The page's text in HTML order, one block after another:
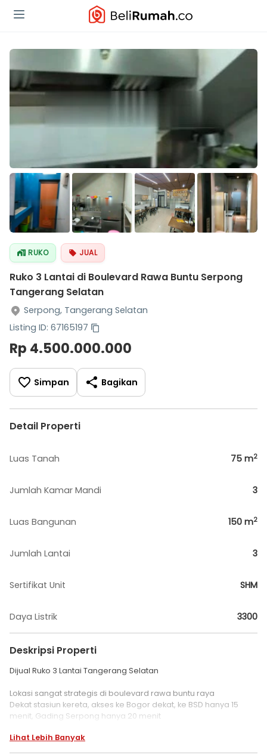
RUKO JUAL
Ruko 3 Lantai di Boulevard Rawa Buntu Serpong
Tangerang Selatan
Serpong, Tangerang Selatan
Listing ID: 67165197
Rp 4.500.000.000
Simpan Bagikan
Detail Properti
Luas Tanah 75 m2
Jumlah Kamar Mandi 3
Luas Bangunan 150 m2
Jumlah Lantai 3
Sertifikat Unit SHM
Daya Listrik 3300
Deskripsi Properti
Dijual Ruko 3 Lantai Tangerang Selatan
Lokasi sangat strategis di boulevard rawa buntu raya
Dekat stasiun kereta, akses ke Bogor dekat, ke BSD hanya 15
menit, Gading Serpong hanya 20 menit
Luas bangunan ±150 m2
Lihat Lebih Banyak